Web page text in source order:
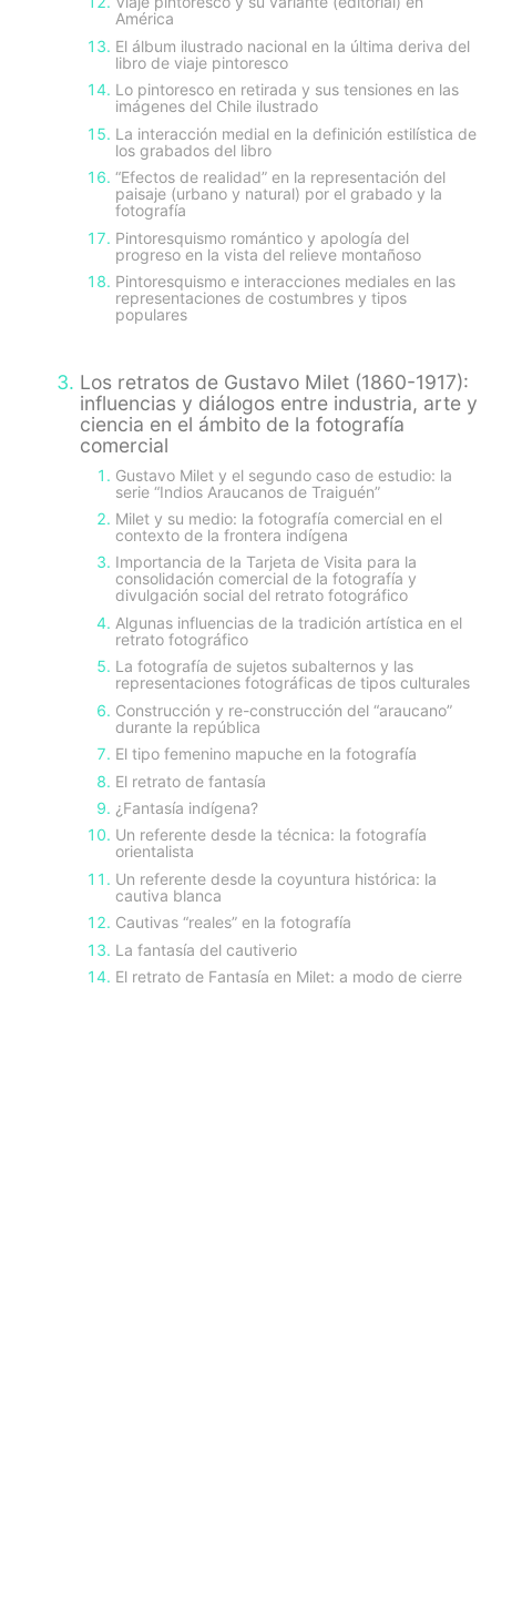
América
El álbum ilustrado nacional en la última deriva del
libro de viaje pintoresco
Lo pintoresco en retirada y sus tensiones en las
imágenes del Chile ilustrado
La interacción medial en la definición estilística de
los grabados del libro
“Efectos de realidad” en la representación del
paisaje (urbano y natural) por el grabado y la
fotografía
Pintoresquismo romántico y apología del
progreso en la vista del relieve montañoso
Pintoresquismo e interacciones mediales en las
representaciones de costumbres y tipos
populares
Los retratos de Gustavo Milet (1860-1917):
influencias y diálogos entre industria, arte y
ciencia en el ámbito de la fotografía
comercial
Gustavo Milet y el segundo caso de estudio: la
serie “Indios Araucanos de Traiguén”
Milet y su medio: la fotografía comercial en el
contexto de la frontera indígena
Importancia de la Tarjeta de Visita para la
consolidación comercial de la fotografía y
divulgación social del retrato fotográfico
Algunas influencias de la tradición artística en el
retrato fotográfico
La fotografía de sujetos subalternos y las
representaciones fotográficas de tipos culturales
Construcción y re-construcción del “araucano”
durante la república
El tipo femenino mapuche en la fotografía
El retrato de fantasía
¿Fantasía indígena?
Un referente desde la técnica: la fotografía
orientalista
Un referente desde la coyuntura histórica: la
cautiva blanca
Cautivas “reales” en la fotografía
La fantasía del cautiverio
El retrato de Fantasía en Milet: a modo de cierre